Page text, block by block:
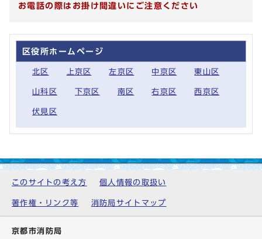
お電話の際はお掛け間違いにご注意ください
区役所ホームページ
北区 上京区 左京区 中京区 東山区
山科区 下京区 南区 右京区 西京区
伏見区
このサイトの考え方 個人情報の取扱い
著作権・リンク等 消防局サイトマップ
京都市消防局